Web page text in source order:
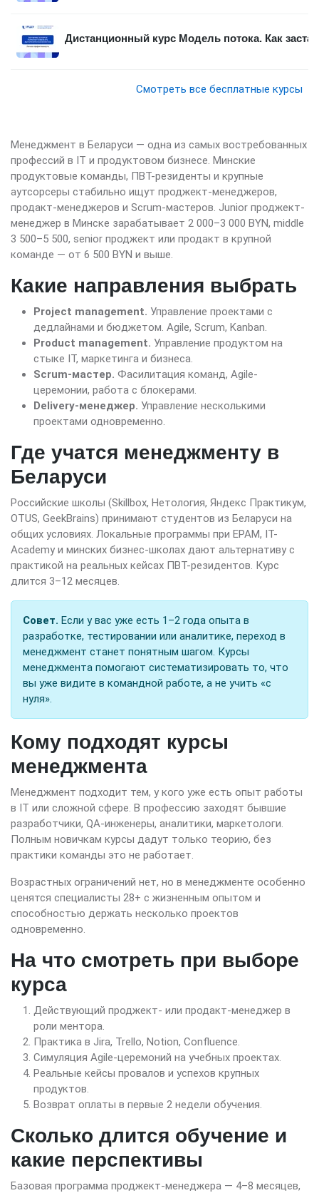
Дистанционный курс Модель потока. Как
Смотреть все бесплатные курсы
Менеджмент в Беларуси — одна из самых востребованных
профессий в IT и продуктовом бизнесе. Минские
продуктовые команды, ПВТ-резиденты и крупные
аутсорсеры стабильно ищут проджект-менеджеров,
продакт-менеджеров и Scrum-мастеров. Junior проджект-
менеджер в Минске зарабатывает 2 000–3 000 BYN, middle
3 500–5 500, senior проджект или продакт в крупной
команде — от 6 500 BYN и выше.
Какие направления выбрать
Project management. Управление проектами с
дедлайнами и бюджетом. Agile, Scrum, Kanban.
Product management. Управление продуктом на
стыке IT, маркетинга и бизнеса.
Scrum-мастер. Фасилитация команд, Agile-
церемонии, работа с блокерами.
Delivery-менеджер. Управление несколькими
проектами одновременно.
Где учатся менеджменту в
Беларуси
Российские школы (Skillbox, Нетология, Яндекс Практикум,
OTUS, GeekBrains) принимают студентов из Беларуси на
общих условиях. Локальные программы при EPAM, IT-
Academy и минских бизнес-школах дают альтернативу с
практикой на реальных кейсах ПВТ-резидентов. Курс
длится 3–12 месяцев.
Совет. Если у вас уже есть 1–2 года опыта в
разработке, тестировании или аналитике, переход в
менеджмент станет понятным шагом. Курсы
менеджмента помогают систематизировать то, что
вы уже видите в командной работе, а не учить «с
нуля».
Кому подходят курсы
менеджмента
Менеджмент подходит тем, у кого уже есть опыт работы
в IT или сложной сфере. В профессию заходят бывшие
разработчики, QA-инженеры, аналитики, маркетологи.
Полным новичкам курсы дадут только теорию, без
практики команды это не работает.
Возрастных ограничений нет, но в менеджменте особенно
ценятся специалисты 28+ с жизненным опытом и
способностью держать несколько проектов
одновременно.
На что смотреть при выборе
курса
Действующий проджект- или продакт-менеджер в
роли ментора.
Практика в Jira, Trello, Notion, Confluence.
Симуляция Agile-церемоний на учебных проектах.
Реальные кейсы провалов и успехов крупных
продуктов.
Возврат оплаты в первые 2 недели обучения.
Сколько длится обучение и
какие перспективы
Базовая программа проджект-менеджера — 4–8 месяцев,